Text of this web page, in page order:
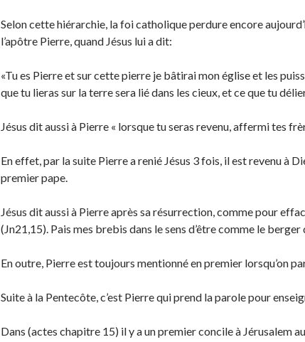
Selon cette hiérarchie, la foi catholique perdure encore
l’apôtre Pierre, quand Jésus lui a dit:
«Tu es Pierre et sur cette pierre je bâtirai mon église et les
que tu lieras sur la terre sera lié dans les cieux, et ce que tu
Jésus dit aussi à Pierre « lorsque tu seras revenu, affermi tes
En effet, par la suite Pierre a renié Jésus 3 fois, il est revenu à
premier pape.
Jésus dit aussi à Pierre après sa résurrection, comme pour
(Jn21,15). Pais mes brebis dans le sens d’être comme le
En outre, Pierre est toujours mentionné en premier lorsqu’on
Suite à la Pentecôte, c’est Pierre qui prend la parole pour
Dans (actes chapitre 15) il y a un premier concile à Jérusalem